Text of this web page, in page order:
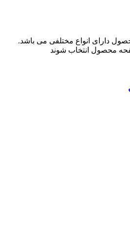
دارای انواع مختلفی می باشد.
محصول انتخاب شوند